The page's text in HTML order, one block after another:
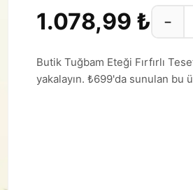
1.078,99 ₺ −
Butik Tuğbam Eteği Fırfırlı
yakalayın. ₺699'da sunulan